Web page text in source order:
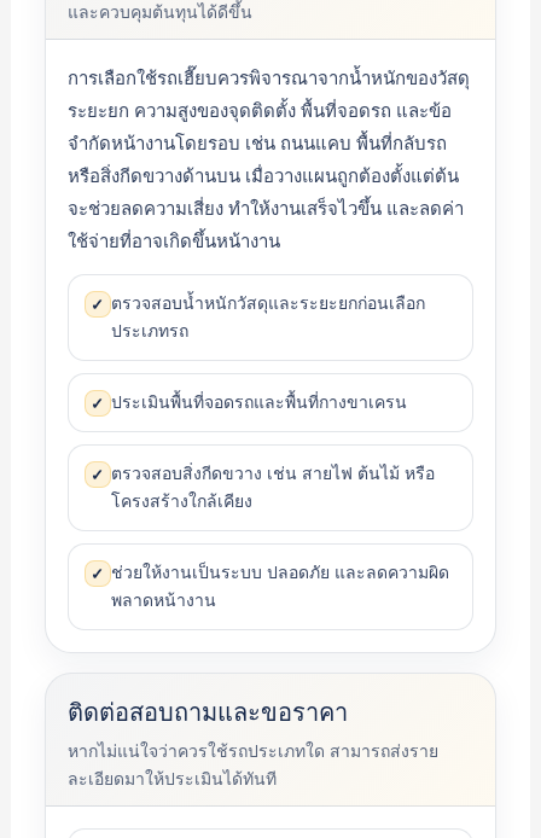
และควบคุมต้นทุนได้ดีขึ้น
การเลือกใช้รถเฮี๊ยบควรพิจารณาจากน้ำหนักของวัสดุ
ระยะยก ความสูงของจุดติดตั้ง พื้นที่จอดรถ และข้อ
จำกัดหน้างานโดยรอบ เช่น ถนนแคบ พื้นที่กลับรถ
หรือสิ่งกีดขวางด้านบน เมื่อวางแผนถูกต้องตั้งแต่ต้น
จะช่วยลดความเสี่ยง ทำให้งานเสร็จไวขึ้น และลดค่า
ใช้จ่ายที่อาจเกิดขึ้นหน้างาน
✓ ตรวจสอบน้ำหนักวัสดุและระยะยกก่อนเลือก
ประเภทรถ
✓ ประเมินพื้นที่จอดรถและพื้นที่กางขาเครน
✓ ตรวจสอบสิ่งกีดขวาง เช่น สายไฟ ต้นไม้ หรือ
โครงสร้างใกล้เคียง
✓ ช่วยให้งานเป็นระบบ ปลอดภัย และลดความผิด
พลาดหน้างาน
ติดต่อสอบถามและขอราคา
หากไม่แน่ใจว่าควรใช้รถประเภทใด สามารถส่งราย
ละเอียดมาให้ประเมินได้ทันที